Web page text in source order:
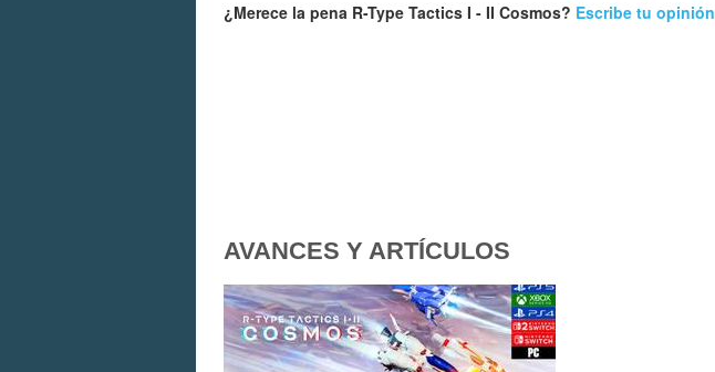
¿Merece la pena R-Type Tactics I - II Cosmos? Escribe tu opinión
AVANCES Y ARTÍCULOS